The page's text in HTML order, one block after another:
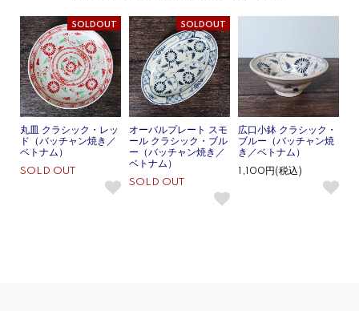
SOLDOUT
丸皿 クラシック・レッ
ド（バッチャン焼き／
ベトナム）
SOLD OUT
SOLDOUT
オーバルプレート スモ
ール クラシック・ブル
ー（バッチャン焼き／
ベトナム）
SOLD OUT
広口小鉢 クラシック・
ブルー（バッチャン焼
き／ベトナム）
1,100円(税込)